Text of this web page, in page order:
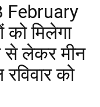
February
को मिलेगा
से लेकर मीन
को